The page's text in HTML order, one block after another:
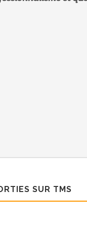
SUR TMS